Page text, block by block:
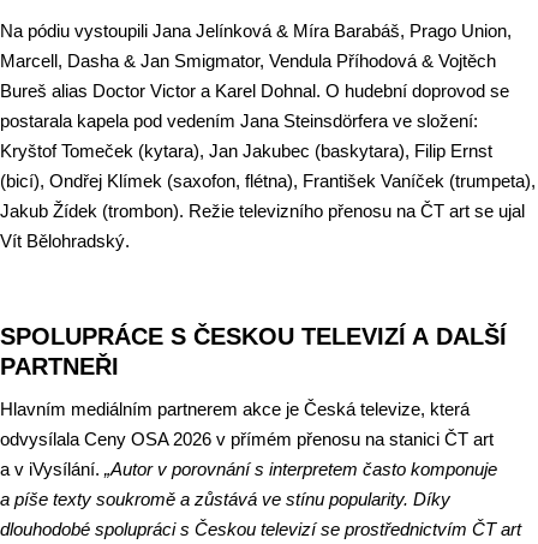
Na pódiu vystoupili Jana Jelínková & Míra Barabáš, Prago Union,
Marcell, Dasha & Jan Smigmator, Vendula Příhodová & Vojtěch
Bureš alias Doctor Victor a Karel Dohnal. O hudební doprovod se
postarala kapela pod vedením Jana Steinsdörfera ve složení:
Kryštof Tomeček (kytara), Jan Jakubec (baskytara), Filip Ernst
(bicí), Ondřej Klímek (saxofon, flétna), František Vaníček (trumpeta),
Jakub Žídek (trombon). Režie televizního přenosu na ČT art se ujal
Vít Bělohradský.
SPOLUPRÁCE S ČESKOU TELEVIZÍ A DALŠÍ
PARTNEŘI
Hlavním mediálním partnerem akce je Česká televize, která
odvysílala Ceny OSA 2026 v přímém přenosu na stanici ČT art
a v iVysílání. „Autor v porovnání s interpretem často komponuje
a píše texty soukromě a zůstává ve stínu popularity. Díky
dlouhodobé spolupráci s Českou televizí se prostřednictvím ČT art